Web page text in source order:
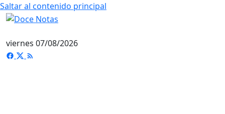
Saltar al contenido principal
viernes 07/08/2026